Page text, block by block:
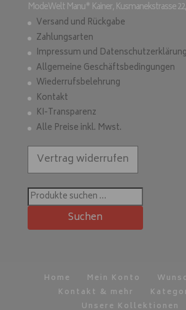
ModeWelt Manu* Kainer, Kusmanekstrasse
Versand und Rückgabe
Zahlungsarten
Impressum und Datenschutzerklärung
Allgemeine Geschäftsbedingungen
Wiederrufsbelehrung
Kontakt
KI-Transparenz
Alle Preise inkl. Mwst.
Vertrag widerrufen
Suchen
nach:
Suchen
Home Mein Konto
Kontakt & mehr
Unsere Kollektionen